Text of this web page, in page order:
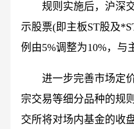
规则实施后，沪深
示股票(即主板ST股及
例由5%调整为10%，与
进一步完善市场定
宗交易等细分品种的规
交所将对场内基金的收